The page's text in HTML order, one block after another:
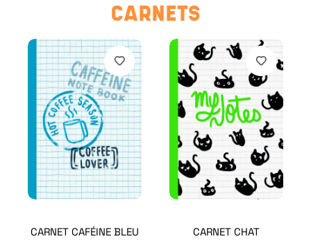
CARNETS
CARNET CAFÉINE BLEU CARNET CHAT